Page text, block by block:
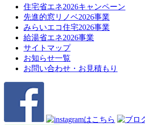
住宅省エネ2026キャンペーン
先進的窓リノベ2026事業
みらいエコ住宅2026事業
給湯省エネ2026事業
サイトマップ
お知らせ一覧
お問い合わせ・お見積もり